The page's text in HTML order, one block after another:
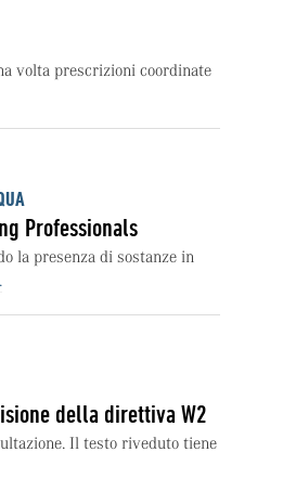
volta prescrizioni coordinate
Professionals
la presenza di sostanze in
della direttiva W2
Il testo riveduto tiene